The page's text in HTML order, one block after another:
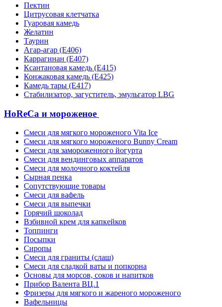
Пектин
Цитрусовая клетчатка
Гуаровая камедь
Желатин
Таурин
Агар-агар (Е406)
Каррагинан (Е407)
Ксантановая камедь (Е415)
Конжаковая камедь (Е425)
Камедь тары (Е417)
Стабилизатор, загуститель, эмульгатор LBG
HoReCa и мороженое
Смеси для мягкого мороженого Vita Ice
Смеси для мягкого мороженого Bunny Cream
Смеси для замороженного йогурта
Смеси для вендинговых аппаратов
Смеси для молочного коктейля
Сырная пенка
Сопутствующие товары
Смеси для вафель
Смеси для выпечки
Горячий шоколад
Взбивной крем для капкейков
Топпинги
Посыпки
Сиропы
Смеси для граниты (слаш)
Смеси для сладкой ваты и попкорна
Основы для морсов, соков и напитков
Прибор Валента ВЦ.1
Фризеры для мягкого и жареного мороженого
Вафельницы